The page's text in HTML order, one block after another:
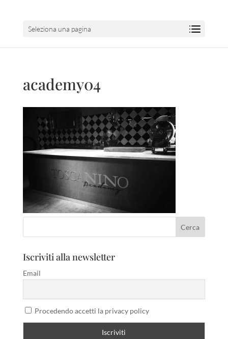
Seleziona una pagina
academy04
Iscriviti alla newsletter
Email
Procedendo accetti la privacy policy